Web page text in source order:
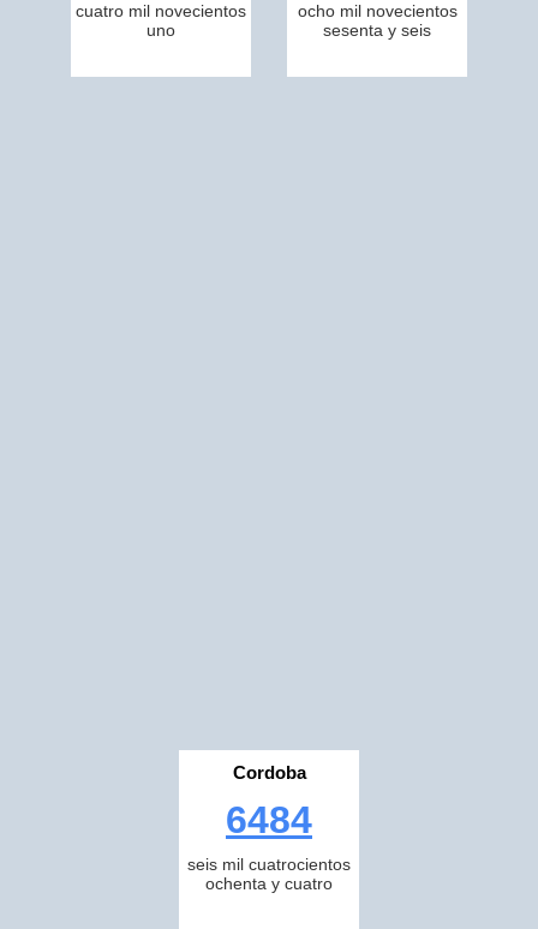
cuatro mil novecientos
uno
ocho mil novecientos
sesenta y seis
Cordoba
6484
seis mil cuatrocientos
ochenta y cuatro